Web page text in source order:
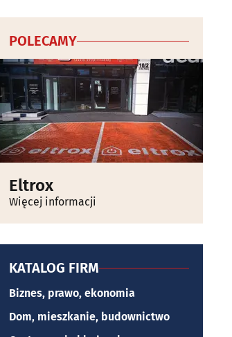
POLECAMY
Eltrox
Więcej informacji
KATALOG FIRM
Biznes, prawo, ekonomia
Dom, mieszkanie, budownictwo